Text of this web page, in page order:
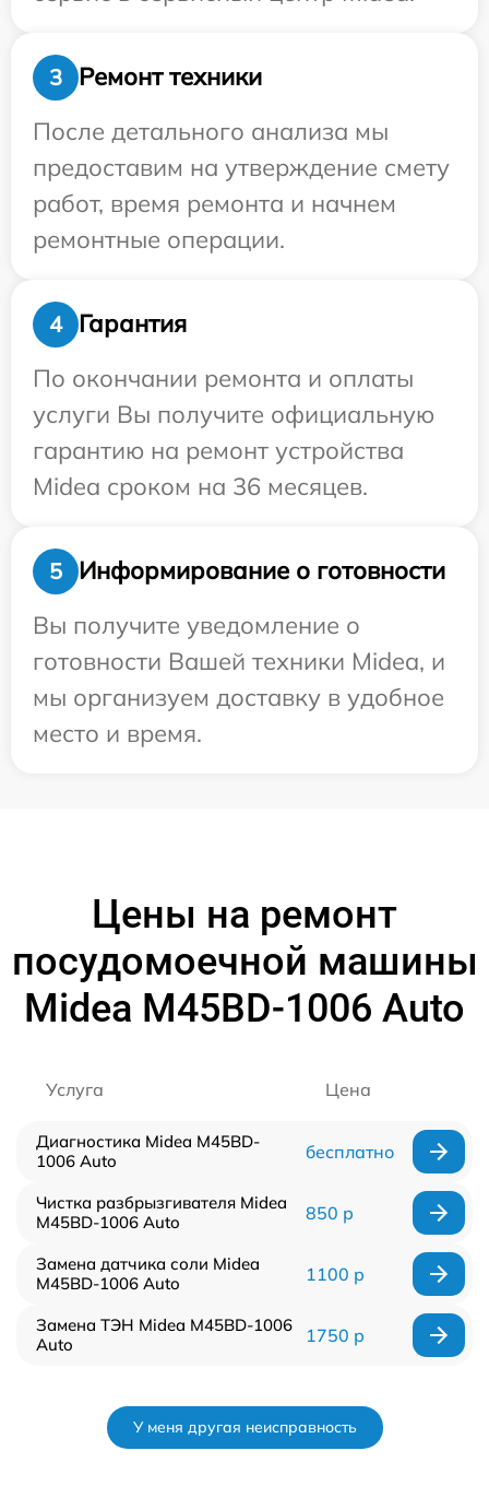
3
Ремонт техники
После детального анализа мы
предоставим на утверждение смету
работ, время ремонта и начнем
ремонтные операции.
4
Гарантия
По окончании ремонта и оплаты
услуги Вы получите официальную
гарантию на ремонт устройства
Midea сроком на 36 месяцев.
5
Информирование о готовности
Вы получите уведомление о
готовности Вашей техники Midea, и
мы организуем доставку в удобное
место и время.
Цены на ремонт
посудомоечной машины
Midea M45BD-1006 Auto
Услуга Цена
Диагностика Midea M45BD-
1006 Auto
бесплатно
Чистка разбрызгивателя Midea
M45BD-1006 Auto
850 р
Замена датчика соли Midea
M45BD-1006 Auto
1100 р
Замена ТЭН Midea M45BD-1006
Auto
1750 р
У меня другая неисправность